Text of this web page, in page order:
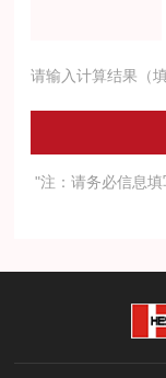
请输入计算结果（
"注：请务必信息